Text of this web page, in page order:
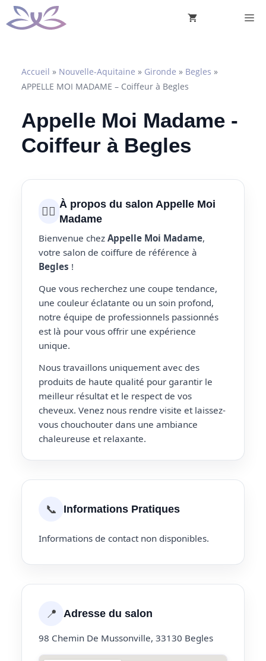
Aller
au
Accueil » Nouvelle-Aquitaine » Gironde » Begles »
APPELLE MOI MADAME – Coiffeur à Begles
Appelle Moi Madame -
Coiffeur à Begles
💇‍♀️ À propos du salon Appelle Moi
Madame
Bienvenue chez Appelle Moi Madame,
votre salon de coiffure de référence à
Begles !
Que vous recherchez une coupe tendance,
une couleur éclatante ou un soin profond,
notre équipe de professionnels passionnés
est là pour vous offrir une expérience
unique.
Nous travaillons uniquement avec des
produits de haute qualité pour garantir le
meilleur résultat et le respect de vos
cheveux. Venez nous rendre visite et laissez-
vous chouchouter dans une ambiance
chaleureuse et relaxante.
📞 Informations Pratiques
Informations de contact non disponibles.
📍 Adresse du salon
98 Chemin De Mussonville, 33130 Begles